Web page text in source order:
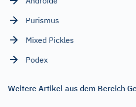
Purismus
Mixed Pickles
Podex
Weitere Artikel aus dem Bereich